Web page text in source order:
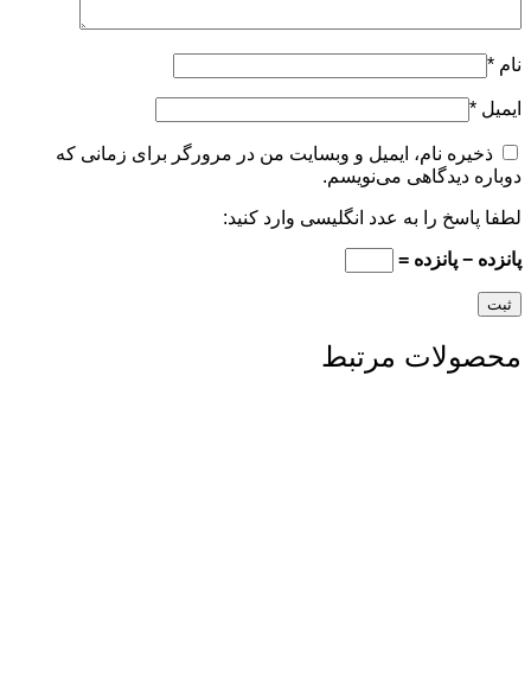
نام *
ایمیل *
ذخیره نام، ایمیل و وبسایت من در مرورگر برای زمانی که
دوباره دیدگاهی می‌نویسم.
لطفا پاسخ را به عدد انگلیسی وارد کنید:
پانزده − پانزده =
محصولات مرتبط